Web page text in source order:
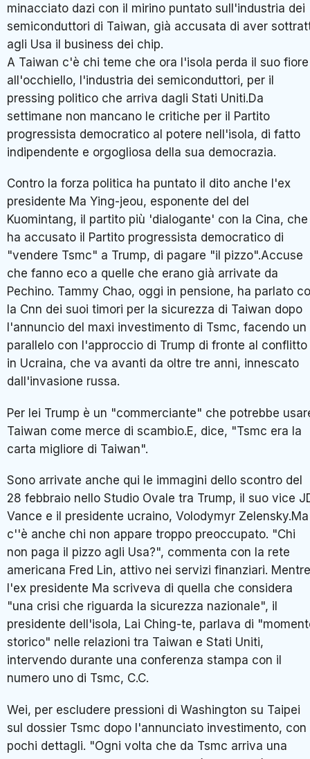
minacciato dazi con il mirino puntato sull'industria dei
semiconduttori di Taiwan, già accusata di aver
agli Usa il business dei chip.
A Taiwan c'è chi teme che ora l'isola perda il suo fiore
all'occhiello, l'industria dei semiconduttori, per il
pressing politico che arriva dagli Stati Uniti.Da
settimane non mancano le critiche per il Partito
progressista democratico al potere nell'isola, di fatto
indipendente e orgogliosa della sua democrazia.
Contro la forza politica ha puntato il dito anche l'ex
presidente Ma Ying-jeou, esponente del del
Kuomintang, il partito più 'dialogante' con la Cina, che
ha accusato il Partito progressista democratico di
"vendere Tsmc" a Trump, di pagare "il pizzo".Accuse
che fanno eco a quelle che erano già arrivate da
Pechino. Tammy Chao, oggi in pensione, ha parlato
la Cnn dei suoi timori per la sicurezza di Taiwan dopo
l'annuncio del maxi investimento di Tsmc, facendo un
parallelo con l'approccio di Trump di fronte al conflitto
in Ucraina, che va avanti da oltre tre anni, innescato
dall'invasione russa.
Per lei Trump è un "commerciante" che potrebbe
Taiwan come merce di scambio.E, dice, "Tsmc era la
carta migliore di Taiwan".
Sono arrivate anche qui le immagini dello scontro del
28 febbraio nello Studio Ovale tra Trump, il suo vice
Vance e il presidente ucraino, Volodymyr Zelensky.Ma
c''è anche chi non appare troppo preoccupato. "Chi
non paga il pizzo agli Usa?", commenta con la rete
americana Fred Lin, attivo nei servizi finanziari. Mentre
l'ex presidente Ma scriveva di quella che considera
"una crisi che riguarda la sicurezza nazionale", il
presidente dell'isola, Lai Ching-te, parlava di
storico" nelle relazioni tra Taiwan e Stati Uniti,
intervendo durante una conferenza stampa con il
numero uno di Tsmc, C.C.
Wei, per escludere pressioni di Washington su Taipei
sul dossier Tsmc dopo l'annunciato investimento, con
pochi dettagli. "Ogni volta che da Tsmc arriva una